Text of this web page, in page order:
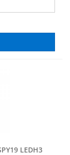
LEDH3